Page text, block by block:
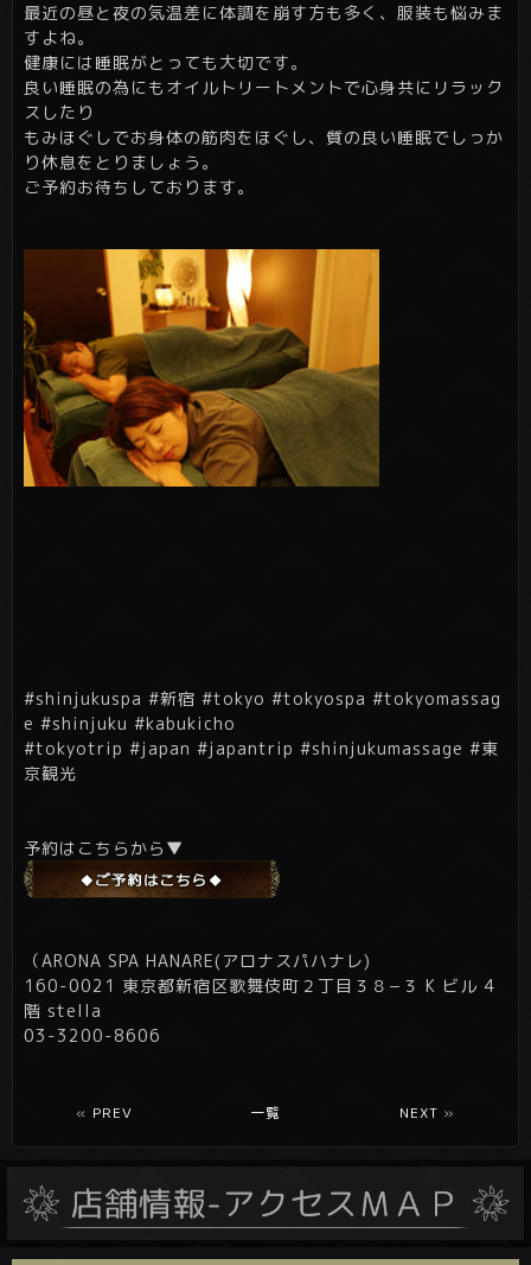
最近の昼と夜の気温差に体調を崩す方も多く、服装も悩みま
すよね。
健康には睡眠がとっても大切です。
良い睡眠の為にもオイルトリートメントで心身共にリラック
スしたり
もみほぐしでお身体の筋肉をほぐし、質の良い睡眠でしっか
り休息をとりましょう。
ご予約お待ちしております。
#shinjukuspa #新宿 #tokyo #tokyospa #tokyomassag
e #shinjuku #kabukicho
#tokyotrip #japan #japantrip #shinjukumassage #東
京観光
予約はこちらから▼
（ARONA SPA HANARE(アロナスパハナレ)
160-0021 東京都新宿区歌舞伎町２丁目３８−３ K ビル 4
階 stella
03-3200-8606
« PREV 一覧 NEXT »